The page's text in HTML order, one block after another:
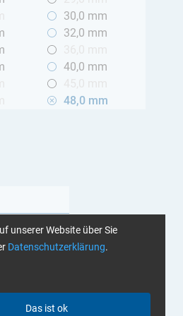
30,0 mm
32,0 mm
40,0 mm
48,0 mm
unserer Website über Sie
Datenschutzerklärung.
Das ist ok